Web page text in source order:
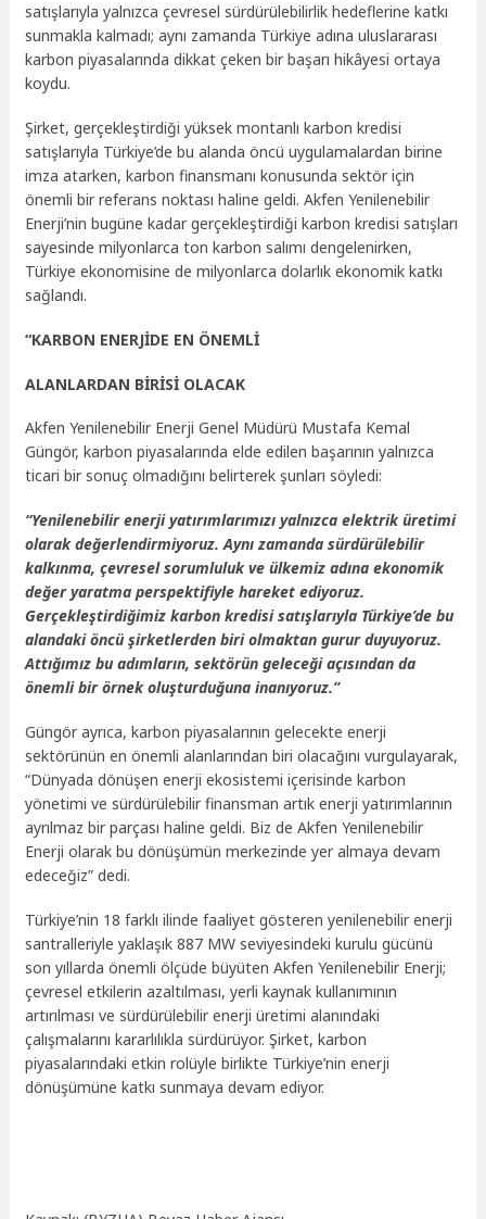
satışlarıyla yalnızca çevresel sürdürülebilirlik hedeflerine katkı
sunmakla kalmadı; aynı zamanda Türkiye adına uluslararası
karbon piyasalarında dikkat çeken bir başarı hikâyesi ortaya
koydu.
Şirket, gerçekleştirdiği yüksek montanlı karbon kredisi
satışlarıyla Türkiye’de bu alanda öncü uygulamalardan birine
imza atarken, karbon finansmanı konusunda sektör için
önemli bir referans noktası haline geldi. Akfen Yenilenebilir
Enerji’nin bugüne kadar gerçekleştirdiği karbon kredisi satışları
sayesinde milyonlarca ton karbon salımı dengelenirken,
Türkiye ekonomisine de milyonlarca dolarlık ekonomik katkı
sağlandı.
“KARBON ENERJİDE EN ÖNEMLİ
ALANLARDAN BİRİSİ OLACAK
Akfen Yenilenebilir Enerji Genel Müdürü Mustafa Kemal
Güngör, karbon piyasalarında elde edilen başarının yalnızca
ticari bir sonuç olmadığını belirterek şunları söyledi:
“Yenilenebilir enerji yatırımlarımızı yalnızca elektrik üretimi
olarak değerlendirmiyoruz. Aynı zamanda sürdürülebilir
kalkınma, çevresel sorumluluk ve ülkemiz adına ekonomik
değer yaratma perspektifiyle hareket ediyoruz.
Gerçekleştirdiğimiz karbon kredisi satışlarıyla Türkiye’de bu
alandaki öncü şirketlerden biri olmaktan gurur duyuyoruz.
Attığımız bu adımların, sektörün geleceği açısından da
önemli bir örnek oluşturduğuna inanıyoruz.”
Güngör ayrıca, karbon piyasalarının gelecekte enerji
sektörünün en önemli alanlarından biri olacağını vurgulayarak,
“Dünyada dönüşen enerji ekosistemi içerisinde karbon
yönetimi ve sürdürülebilir finansman artık enerji yatırımlarının
ayrılmaz bir parçası haline geldi. Biz de Akfen Yenilenebilir
Enerji olarak bu dönüşümün merkezinde yer almaya devam
edeceğiz” dedi.
Türkiye’nin 18 farklı ilinde faaliyet gösteren yenilenebilir enerji
santralleriyle yaklaşık 887 MW seviyesindeki kurulu gücünü
son yıllarda önemli ölçüde büyüten Akfen Yenilenebilir Enerji;
çevresel etkilerin azaltılması, yerli kaynak kullanımının
artırılması ve sürdürülebilir enerji üretimi alanındaki
çalışmalarını kararlılıkla sürdürüyor. Şirket, karbon
piyasalarındaki etkin rolüyle birlikte Türkiye’nin enerji
dönüşümüne katkı sunmaya devam ediyor.